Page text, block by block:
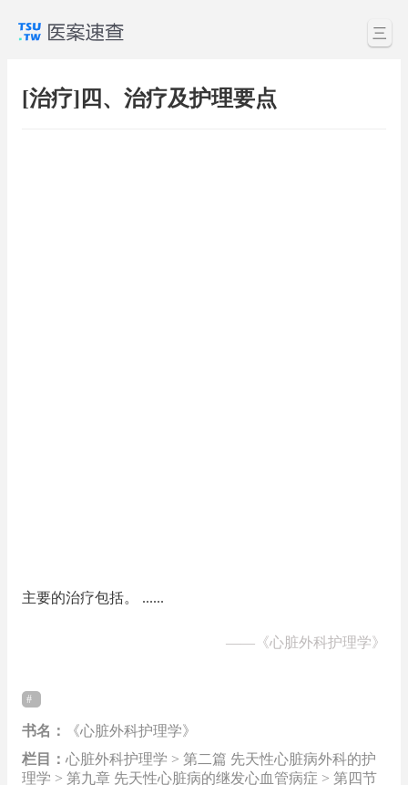
三
[治疗]四、治疗及护理要点
主要的治疗包括。 ......
—— 《心脏外科护理学》
书名：
《心脏外科护理学》
栏目： 心脏外科护理学 > 第二篇 先天性心脏病外科的护
理学 > 第九章 先天性心脏病的继发心血管病症 > 第四节